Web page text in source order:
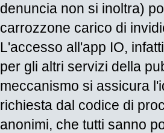
denuncia non si inoltra)
carrozzone carico di
L'accesso all'app IO,
per gli altri servizi della
meccanismo si assicura
richiesta dal codice di
anonimi, che tutti sanno